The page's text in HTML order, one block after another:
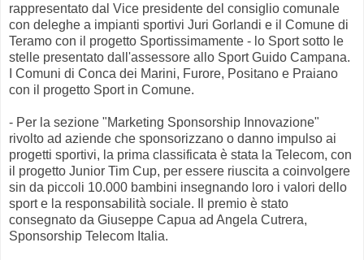
rappresentato dal Vice presidente del consiglio comunale
con deleghe a impianti sportivi Juri Gorlandi e il Comune di
Teramo con il progetto Sportissimamente - lo Sport sotto le
stelle presentato dall'assessore allo Sport Guido Campana.
I Comuni di Conca dei Marini, Furore, Positano e Praiano
con il progetto Sport in Comune.
- Per la sezione "Marketing Sponsorship Innovazione"
rivolto ad aziende che sponsorizzano o danno impulso ai
progetti sportivi, la prima classificata è stata la Telecom, con
il progetto Junior Tim Cup, per essere riuscita a coinvolgere
sin da piccoli 10.000 bambini insegnando loro i valori dello
sport e la responsabilità sociale. Il premio è stato
consegnato da Giuseppe Capua ad Angela Cutrera,
Sponsorship Telecom Italia.